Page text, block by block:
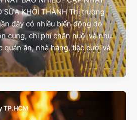
SỮA KHỞI THÀNH Thị trường
đây có nhiều biến động do
cung, chi phí chăn nuôi và nhu
quán ăn, nhà hàng, tiệc cưới và
TP.HCM